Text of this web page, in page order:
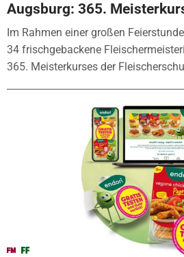
Augsburg: 365.
Im Rahmen einer großen
34 frischgebackene
365. Meisterkurses der